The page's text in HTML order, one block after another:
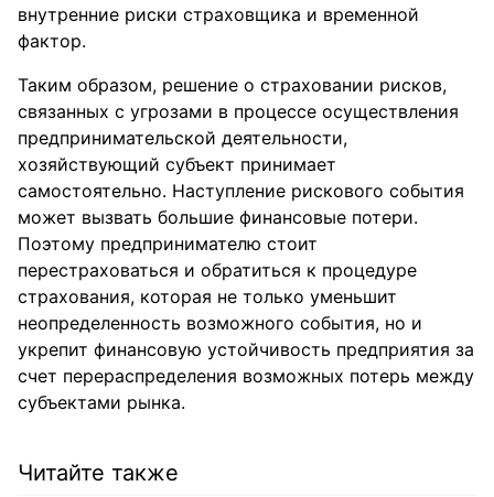
внутренние риски страховщика и временной
фактор.
Таким образом, решение о страховании рисков,
связанных с угрозами в процессе осуществления
предпринимательской деятельности,
хозяйствующий субъект принимает
самостоятельно. Наступление рискового события
может вызвать большие финансовые потери.
Поэтому предпринимателю стоит
перестраховаться и обратиться к процедуре
страхования, которая не только уменьшит
неопределенность возможного события, но и
укрепит финансовую устойчивость предприятия за
счет перераспределения возможных потерь между
субъектами рынка.
Читайте также